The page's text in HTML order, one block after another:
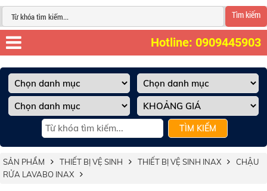
Tìm kiếm
Hotline: 0909445903
TÌM KIẾM
SẢN PHẨM THIẾT BỊ VỆ SINH THIẾT BỊ VỆ SINH INAX
CHẬU
RỬA LAVABO INAX